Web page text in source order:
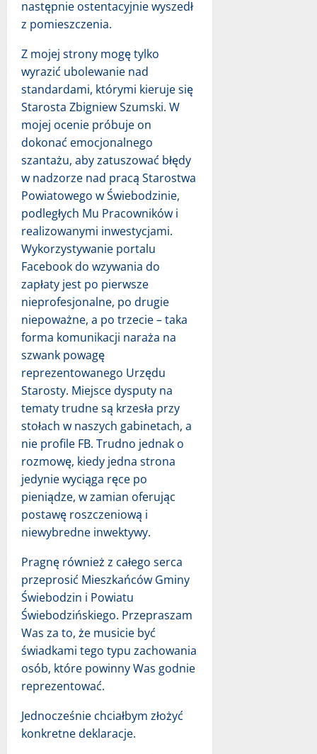
następnie ostentacyjnie wyszedł
z pomieszczenia.
Z mojej strony mogę tylko
wyrazić ubolewanie nad
standardami, którymi kieruje się
Starosta Zbigniew Szumski. W
mojej ocenie próbuje on
dokonać emocjonalnego
szantażu, aby zatuszować błędy
w nadzorze nad pracą Starostwa
Powiatowego w Świebodzinie,
podległych Mu Pracowników i
realizowanymi inwestycjami.
Wykorzystywanie portalu
Facebook do wzywania do
zapłaty jest po pierwsze
nieprofesjonalne, po drugie
niepoważne, a po trzecie – taka
forma komunikacji naraża na
szwank powagę
reprezentowanego Urzędu
Starosty. Miejsce dysputy na
tematy trudne są krzesła przy
stołach w naszych gabinetach, a
nie profile FB. Trudno jednak o
rozmowę, kiedy jedna strona
jedynie wyciąga ręce po
pieniądze, w zamian oferując
postawę roszczeniową i
niewybredne inwektywy.
Pragnę również z całego serca
przeprosić Mieszkańców Gminy
Świebodzin i Powiatu
Świebodzińskiego. Przepraszam
Was za to, że musicie być
świadkami tego typu zachowania
osób, które powinny Was godnie
reprezentować.
Jednocześnie chciałbym złożyć
konkretne deklaracje.